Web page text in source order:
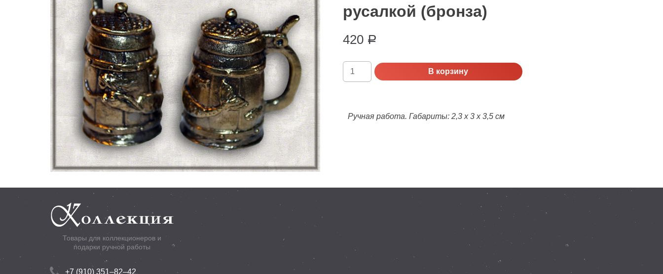
русалкой (бронза)
420 Р
Количество
Напёрсток
В корзину
Ручная работа. Габариты: 2,3 х 3 х 3,5 см
Товары для коллекционеров и
подарки ручной работы
+7 (910) 351–82–42